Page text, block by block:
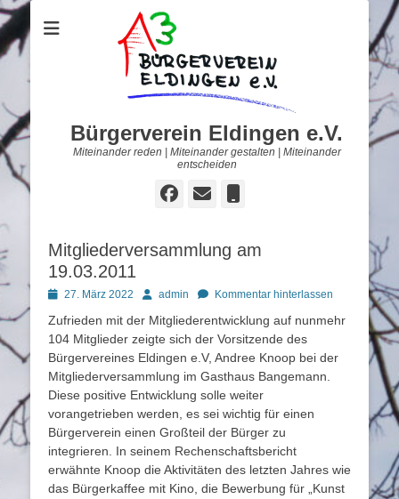
Bürgerverein Eldingen e.V.
Miteinander reden | Miteinander gestalten | Miteinander
entscheiden
Facebook
E-
Mitgliederversammlung am
19.03.2011
Posted27. März 2022 Autoradmin Kommentar hinterlassen
Zufrieden mit der Mitgliederentwicklung auf nunmehr
104 Mitglieder zeigte sich der Vorsitzende des
Bürgervereines Eldingen e.V, Andree Knoop bei der
Mitgliederversammlung im Gasthaus Bangemann.
Diese positive Entwicklung solle weiter
vorangetrieben werden, es sei wichtig für einen
Bürgerverein einen Großteil der Bürger zu
integrieren. In seinem Rechenschaftsbericht
erwähnte Knoop die Aktivitäten des letzten Jahres wie
das Bürgerkaffee mit Kino, die Bewerbung für „Kunst